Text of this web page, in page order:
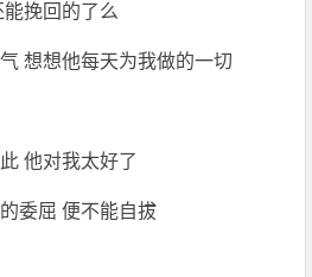
挽回的了么
想想他每天为我做的一切
他对我太好了
委屈 便不能自拔